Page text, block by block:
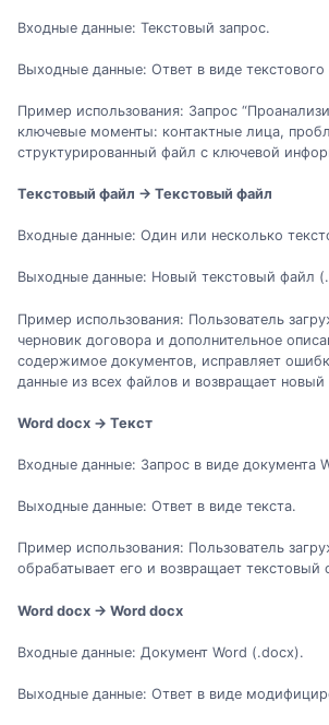
Входные данные: Текстовый запрос.
Выходные данные: Ответ в виде
Пример использования: Запрос
ключевые моменты: контактные лица,
структурированный файл с ключевой
Текстовый файл → Текстовый файл
Входные данные: Один или несколько
Выходные данные: Новый текстовый файл
Пример использования: Пользователь
черновик договора и дополнительное
содержимое документов, исправляет
данные из всех файлов и возвращает
Word docx → Текст
Входные данные: Запрос в виде документа
Выходные данные: Ответ в виде текста.
Пример использования: Пользователь
обрабатывает его и возвращает текстовый
Word docx → Word docx
Входные данные: Документ Word (.docx).
Выходные данные: Ответ в виде